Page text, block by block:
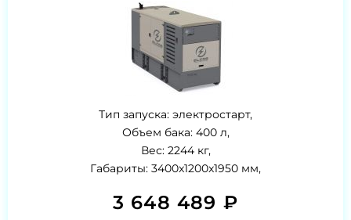
Тип запуска: электростарт,
Объем бака: 400 л,
Вес: 2244 кг,
Габариты: 3400x1200x1950 мм,
3 648 489 ₽